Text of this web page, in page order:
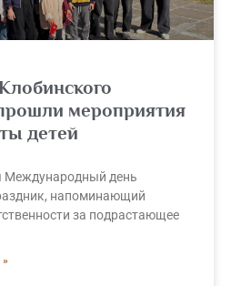
мероприятия
детей
Международный день
напоминающий
за подрастающее